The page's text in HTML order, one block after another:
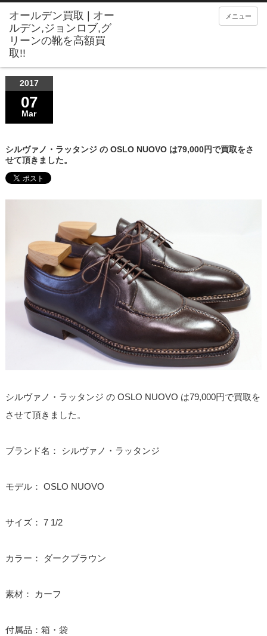
メニュー
2017
07
Mar
シルヴァノ・ラッタンジ の OSLO NUOVO は79,000円で買取をさ
せて頂きました。
シルヴァノ・ラッタンジ の OSLO NUOVO は79,000円で買取を
させて頂きました。
ブランド名： シルヴァノ・ラッタンジ
モデル： OSLO NUOVO
サイズ： 7 1/2
カラー： ダークブラウン
素材： カーフ
付属品：箱・袋